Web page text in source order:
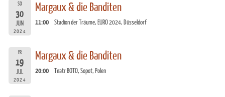
SO
30
JUN
2024
Margaux & die Banditen
11:00 Stadion der Träume, EURO 2024, Düsseldorf
FR
19
JUL
2024
Margaux & die Banditen
20:00 Teatr BOTO, Sopot, Polen